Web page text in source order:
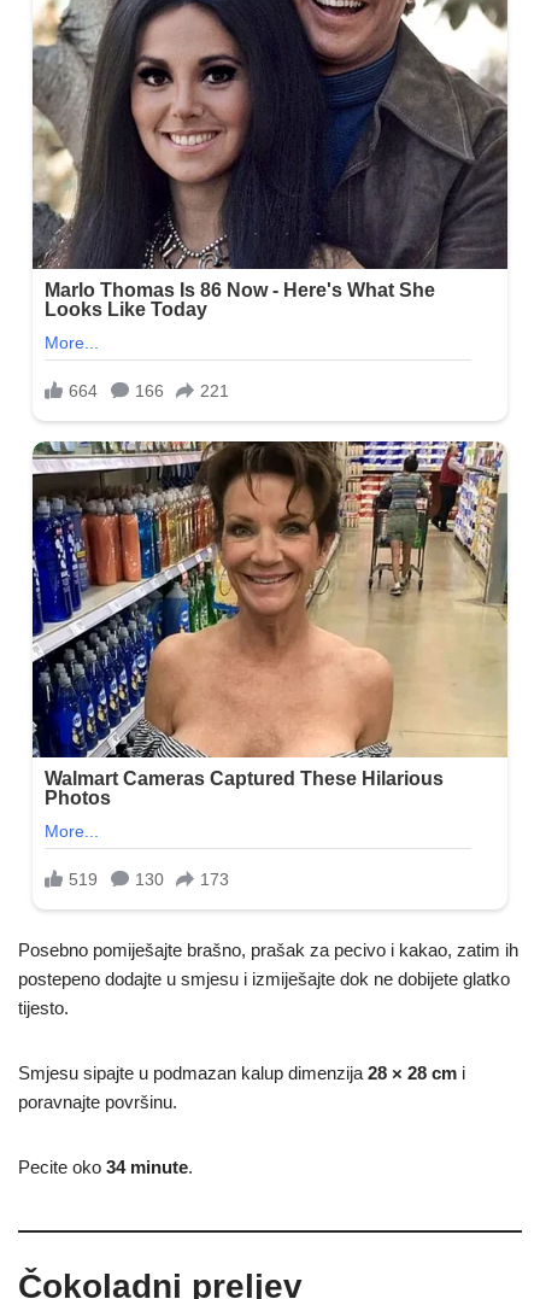
Posebno pomiješajte brašno, prašak za pecivo i kakao, zatim ih
postepeno dodajte u smjesu i izmiješajte dok ne dobijete glatko
tijesto.
Smjesu sipajte u podmazan kalup dimenzija 28 × 28 cm i
poravnajte površinu.
Pecite oko 34 minute.
Čokoladni preljev